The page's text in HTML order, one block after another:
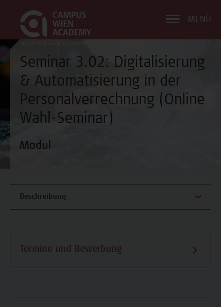
MENÜ
Seminar 3.02: Digitalisierung
& Automatisierung in der
Personalverrechnung (Online
Wahl-Seminar)
Modul
Beschreibung
Termine und Bewerbung